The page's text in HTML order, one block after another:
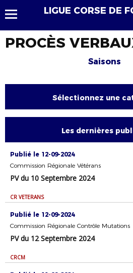
LIGUE CORSE DE
PROCÈS
Saisons
Sélectionnez une
Les dernières
Publié le 12-09-2024
Commission Régionale Vétérans
PV du 10 Septembre 2024
CR VETERANS
Publié le 12-09-2024
Commission Régionale Contrôle Mutations
PV du 12 Septembre 2024
CRCM